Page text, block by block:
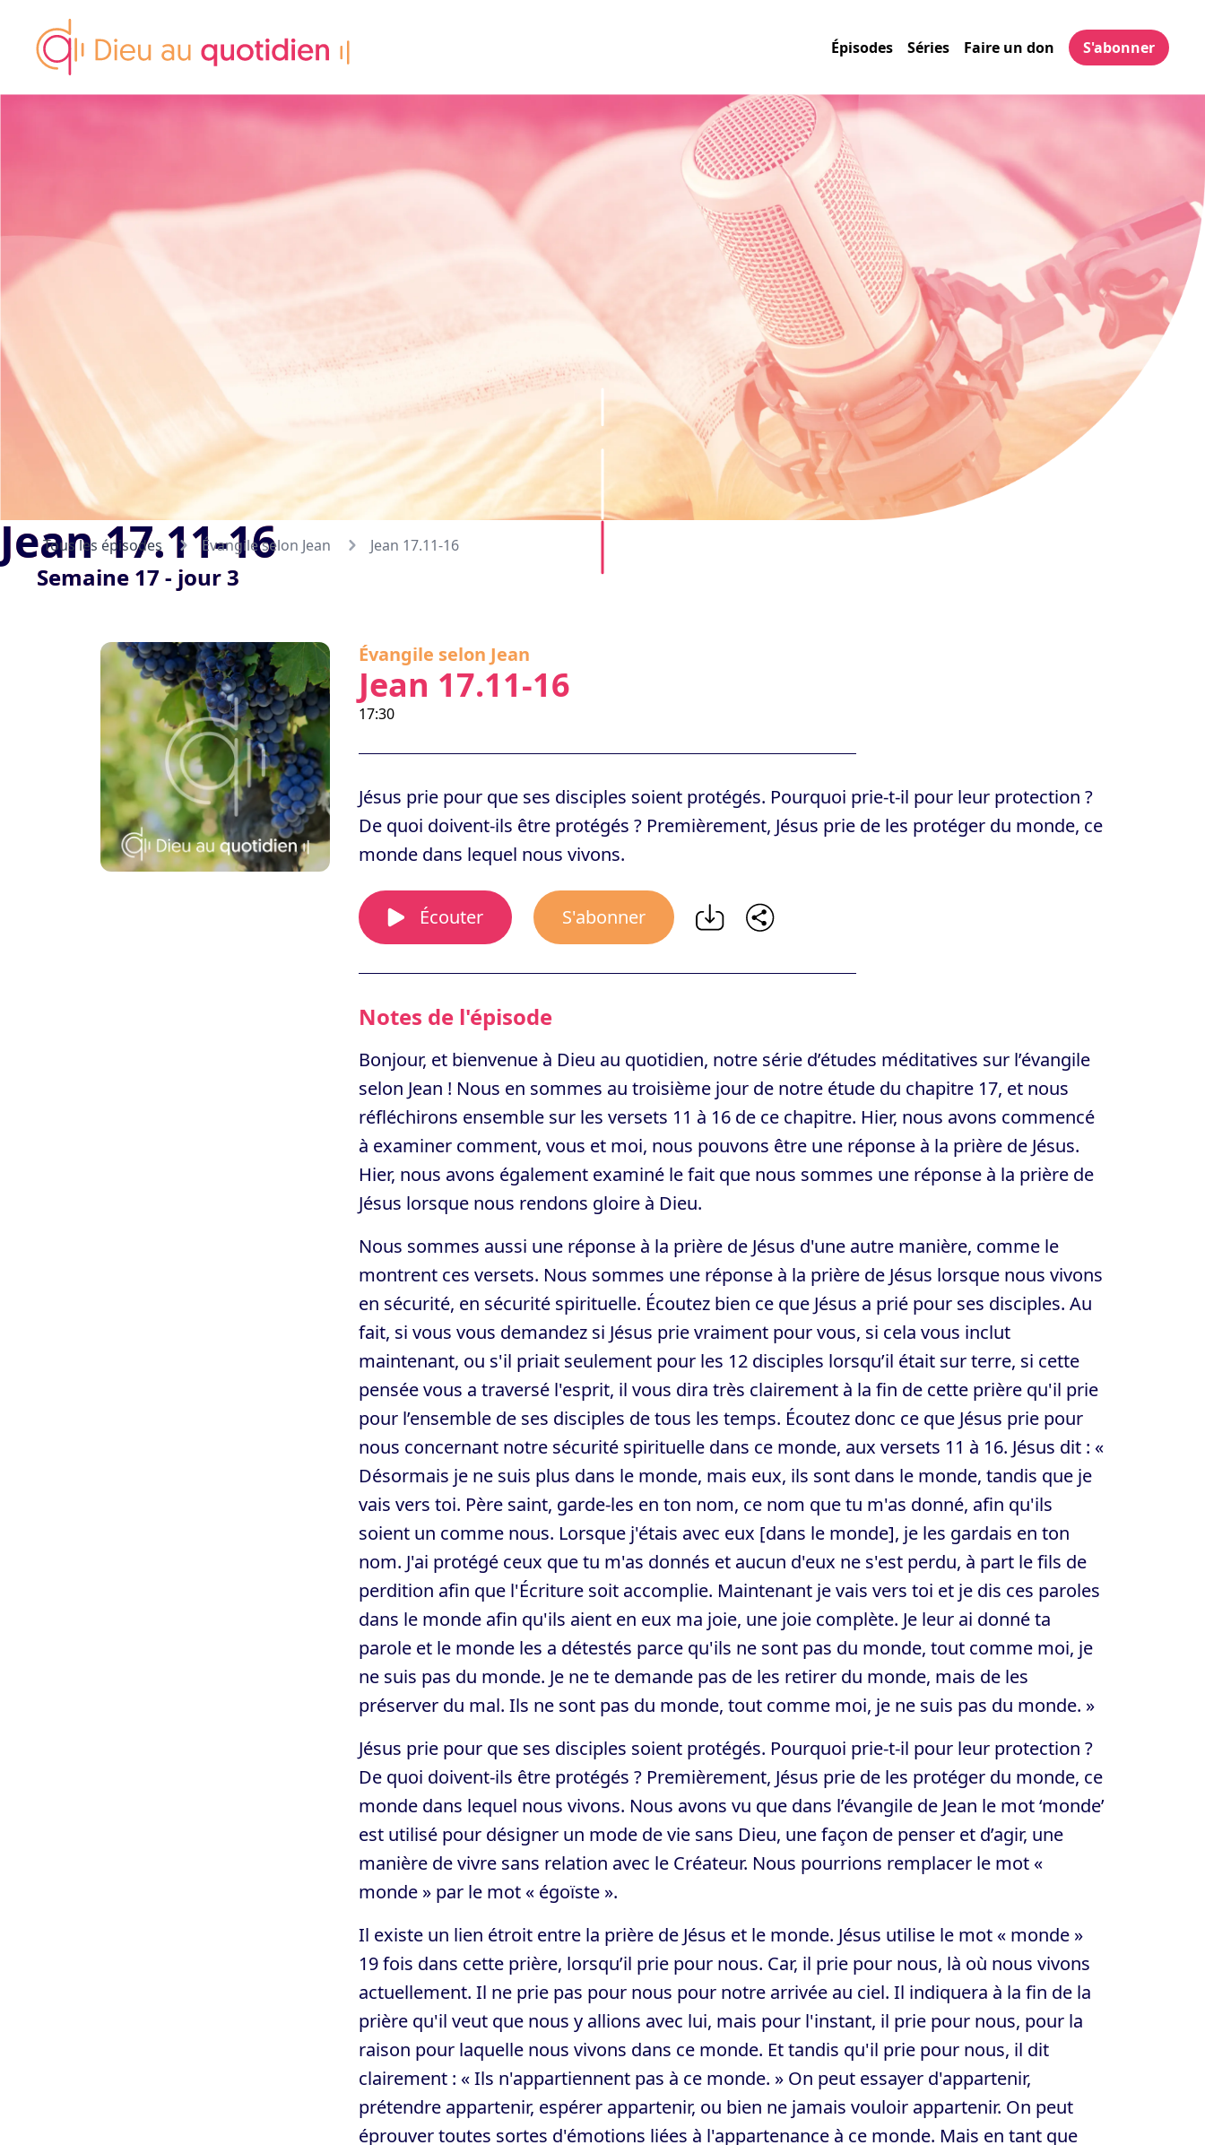
Épisodes Séries Faire un don S'abonner
Jean 17.11-16
Semaine 17 - jour 3
Tous les épisodes Évangile selon Jean Jean 17.11-16
Évangile selon Jean
Jean 17.11-16
17:30
Jésus prie pour que ses disciples soient protégés. Pourquoi prie-t-il pour leur protection ?
De quoi doivent-ils être protégés ? Premièrement, Jésus prie de les protéger du monde, ce
monde dans lequel nous vivons.
Écouter S'abonner
Notes de l'épisode
Bonjour, et bienvenue à Dieu au quotidien, notre série d’études méditatives sur l’évangile
selon Jean ! Nous en sommes au troisième jour de notre étude du chapitre 17, et nous
réfléchirons ensemble sur les versets 11 à 16 de ce chapitre. Hier, nous avons commencé
à examiner comment, vous et moi, nous pouvons être une réponse à la prière de Jésus.
Hier, nous avons également examiné le fait que nous sommes une réponse à la prière de
Jésus lorsque nous rendons gloire à Dieu.
Nous sommes aussi une réponse à la prière de Jésus d'une autre manière, comme le
montrent ces versets. Nous sommes une réponse à la prière de Jésus lorsque nous vivons
en sécurité, en sécurité spirituelle. Écoutez bien ce que Jésus a prié pour ses disciples. Au
fait, si vous vous demandez si Jésus prie vraiment pour vous, si cela vous inclut
maintenant, ou s'il priait seulement pour les 12 disciples lorsqu’il était sur terre, si cette
pensée vous a traversé l'esprit, il vous dira très clairement à la fin de cette prière qu'il prie
pour l’ensemble de ses disciples de tous les temps. Écoutez donc ce que Jésus prie pour
nous concernant notre sécurité spirituelle dans ce monde, aux versets 11 à 16. Jésus dit : «
Désormais je ne suis plus dans le monde, mais eux, ils sont dans le monde, tandis que je
vais vers toi. Père saint, garde-les en ton nom, ce nom que tu m'as donné, afin qu'ils
soient un comme nous. Lorsque j'étais avec eux [dans le monde], je les gardais en ton
nom. J'ai protégé ceux que tu m'as donnés et aucun d'eux ne s'est perdu, à part le fils de
perdition afin que l'Écriture soit accomplie. Maintenant je vais vers toi et je dis ces paroles
dans le monde afin qu'ils aient en eux ma joie, une joie complète. Je leur ai donné ta
parole et le monde les a détestés parce qu'ils ne sont pas du monde, tout comme moi, je
ne suis pas du monde. Je ne te demande pas de les retirer du monde, mais de les
préserver du mal. Ils ne sont pas du monde, tout comme moi, je ne suis pas du monde. »
Jésus prie pour que ses disciples soient protégés. Pourquoi prie-t-il pour leur protection ?
De quoi doivent-ils être protégés ? Premièrement, Jésus prie de les protéger du monde, ce
monde dans lequel nous vivons. Nous avons vu que dans l’évangile de Jean le mot ‘monde’
est utilisé pour désigner un mode de vie sans Dieu, une façon de penser et d’agir, une
manière de vivre sans relation avec le Créateur. Nous pourrions remplacer le mot «
monde » par le mot « égoïste ».
Il existe un lien étroit entre la prière de Jésus et le monde. Jésus utilise le mot « monde »
19 fois dans cette prière, lorsqu’il prie pour nous. Car, il prie pour nous, là où nous vivons
actuellement. Il ne prie pas pour nous pour notre arrivée au ciel. Il indiquera à la fin de la
prière qu'il veut que nous y allions avec lui, mais pour l'instant, il prie pour nous, pour la
raison pour laquelle nous vivons dans ce monde. Et tandis qu'il prie pour nous, il dit
clairement : « Ils n'appartiennent pas à ce monde. » On peut essayer d'appartenir,
prétendre appartenir, espérer appartenir, ou bien ne jamais vouloir appartenir. On peut
éprouver toutes sortes d'émotions liées à l'appartenance à ce monde. Mais en tant que